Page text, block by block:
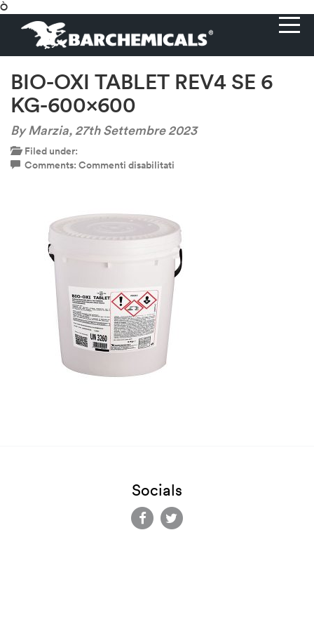
Ò
BIO-OXI TABLET REV4 SE 6
KG-600×600
By Marzia,27th Settembre 2023
Filed under:
Comments: Commenti disabilitati
REV4
SE
6
KG-
600×600
Socials